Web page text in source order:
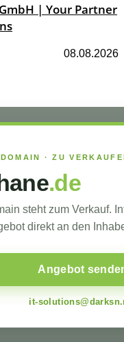
GmbH | Your Partner
08.08.2026
· ZU
.de
steht zum Verkauf.
direkt an den
Angebot
it-